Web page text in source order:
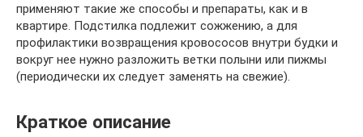
применяют такие же способы и препараты, как и в
квартире. Подстилка подлежит сожжению, а для
профилактики возвращения кровососов внутри будки и
вокруг нее нужно разложить ветки полыни или пижмы
(периодически их следует заменять на свежие).
Краткое описание